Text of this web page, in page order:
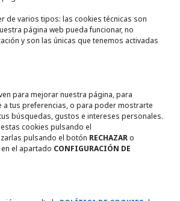
de varios tipos: las cookies técnicas son
página web pueda funcionar, no
y son las únicas que tenemos activadas
para mejorar nuestra página, para
a tus preferencias, o para poder mostrarte
búsquedas, gustos e intereses personales.
cookies pulsando el
pulsando el botón RECHAZARo
el apartado CONFIGURACIÓN DE
Legal
Política de privacidad
Política de Cookies